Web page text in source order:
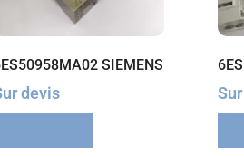
SIEMENS
devis